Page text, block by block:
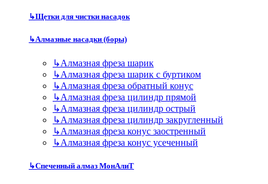
↳Щетки для чистки насадок
↳Алмазные насадки (боры)
↳Алмазная фреза шарик
↳Алмазная фреза шарик с буртиком
↳Алмазная фреза обратный конус
↳Алмазная фреза цилиндр прямой
↳Алмазная фреза цилиндр острый
↳Алмазная фреза цилиндр закругленный
↳Алмазная фреза конус заостренный
↳Алмазная фреза конус усеченный
↳Спеченный алмаз МонАлиТ